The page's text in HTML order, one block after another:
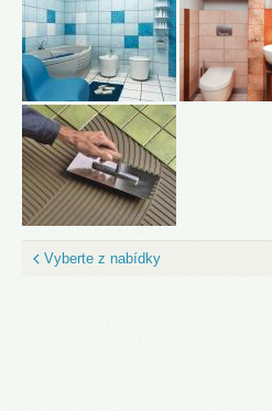
Vyberte z nabídky